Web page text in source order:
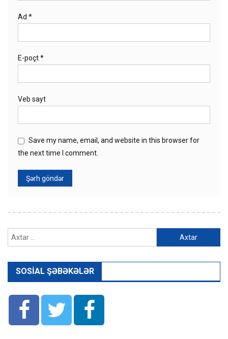
Ad *
E-poçt*
Veb sayt
Save my name, email, and website in this browser for
the next time I comment.
SOSIAL ŞƏBƏKƏLƏR